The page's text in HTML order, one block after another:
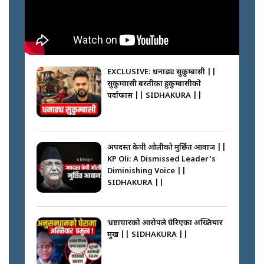
||
फेरि स्वर्गनर्कको यात्रामा ओली–प्रचण्ड ||
कस्तो छ नागढुङ्गा सुरुङमार्ग ? ||
SIDHAKURA ||
कहाँ हरायो ग्यास ? || Where Did
the Gas Go? || SIDHAKURA ||
? || SIDHAKURA ||
लगाउन जानेलाई रोकौँः रवि लामिछाने ||
SIDHAKURA ||
EXCLUSIVE: धनाढ्य सुकुम्बासी ||
सुकुम्वासी बस्तीका हुकुम्बासीको
पर्दाफास || SIDHAKURA ||
अपदस्त केपी ओलीको मुर्छित आवाज ||
KP Oli: A Dismissed Leader’s
Diminishing Voice ||
SIDHAKURA ||
भ्रष्टाचारको आरोपले घेरिएका अख्तियार
प्रमुख || SIDHAKURA ||